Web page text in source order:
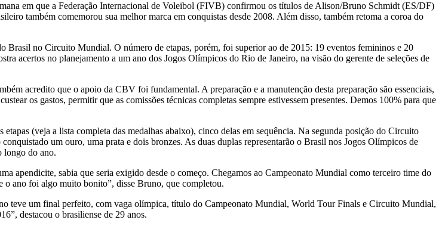
em que a Federação Internacional de Voleibol (FIVB) confirmou os títulos de Alison/Bruno Schmidt (ES/DF)
também comemorou sua melhor marca em conquistas desde 2008. Além disso, também retoma a coroa do
Brasil no Circuito Mundial. O número de etapas, porém, foi superior ao de 2015: 19 eventos femininos e 20
acertos no planejamento a um ano dos Jogos Olímpicos do Rio de Janeiro, na visão do gerente de seleções de
acredito que o apoio da CBV foi fundamental. A preparação e a manutenção desta preparação são essenciais,
os gastos, permitir que as comissões técnicas completas sempre estivessem presentes. Demos 100% para que
(veja a lista completa das medalhas abaixo), cinco delas em sequência. Na segunda posição do Circuito
um ouro, uma prata e dois bronzes. As duas duplas representarão o Brasil nos Jogos Olímpicos de
longo do ano.
apendicite, sabia que seria exigido desde o começo. Chegamos ao Campeonato Mundial como terceiro time do
o ano foi algo muito bonito”, disse Bruno, que completou.
teve um final perfeito, com vaga olímpica, título do Campeonato Mundial, World Tour Finals e Circuito Mundial,
destacou o brasiliense de 29 anos.